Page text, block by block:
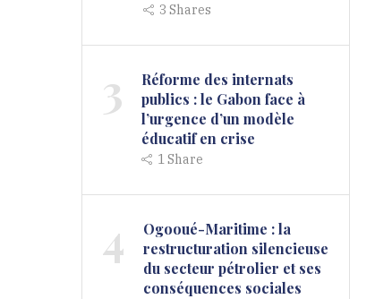
3Shares
3
Réforme des internats
publics : le Gabon face à
l’urgence d’un modèle
éducatif en crise
1Share
4
Ogooué-Maritime : la
restructuration silencieuse
du secteur pétrolier et ses
conséquences sociales